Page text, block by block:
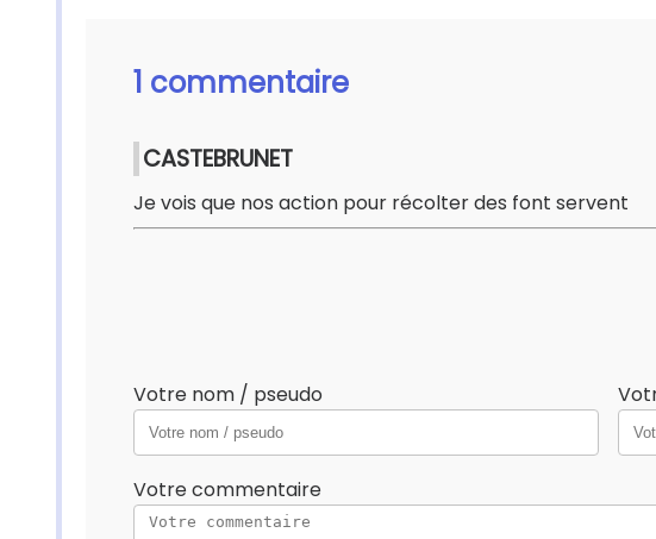
1 commentaire
CASTEBRUNET
Je vois que nos action pour récolter des font servent
Votre nom / pseudo
Votre commentaire